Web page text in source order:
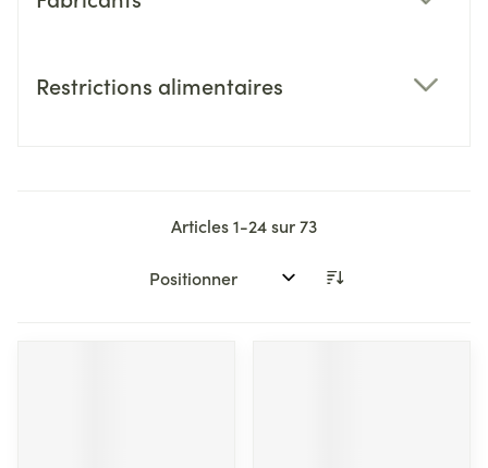
Restrictions alimentaires
Articles1-24sur73
Trier par: